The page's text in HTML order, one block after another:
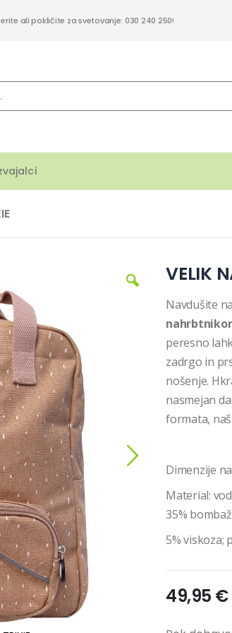
ali pokličite za svetovanje: 030 240 250!
VELIK
Navdušite
peresno
zadrgo in
nošenje.
nasmejan
formata,
Dimenzije
Material:
35%
5% viskoza;
49,95 €